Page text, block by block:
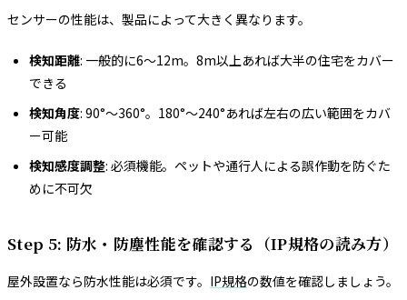
センサーの性能は、製品によって大きく異なります。
検知距離: 一般的に6〜12m。8m以上あれば大半の住宅をカバー
できる
検知角度: 90°〜360°。180°〜240°あれば左右の広い範囲をカバ
ー可能
検知感度調整: 必須機能。ペットや通行人による誤作動を防ぐた
めに不可欠
Step 5: 防水・防塵性能を確認する（IP規格の読み方）
屋外設置なら防水性能は必須です。 IP規格の数値を確認しましょう。